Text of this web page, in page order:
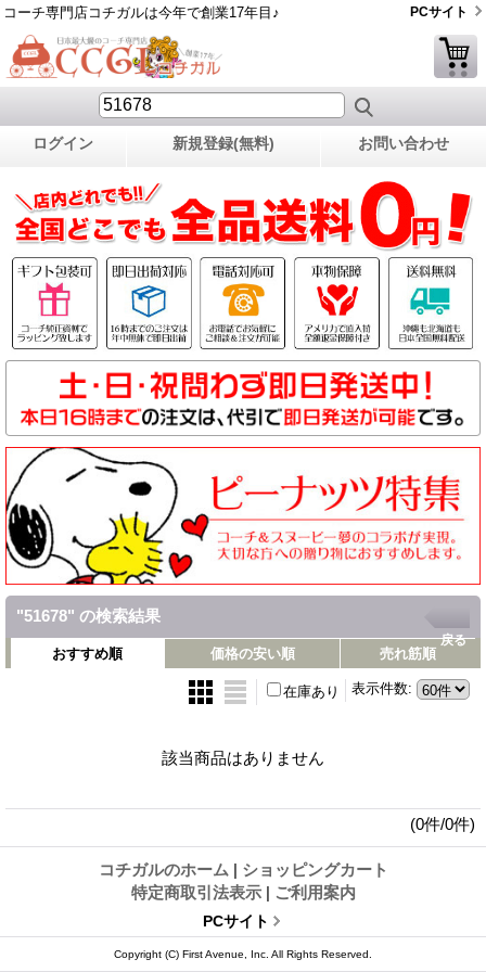
コーチ専門店コチガルは今年で創業17年目♪ PCサイト
ログイン 新規登録(無料) お問い合わせ
"51678" の検索結果
戻る
おすすめ順 価格の安い順 売れ筋順
表示件数:
在庫あり
該当商品はありません
(0件/0件)
コチガルのホーム | ショッピングカート
特定商取引法表示 | ご利用案内
PCサイト
Copyright (C) First Avenue, Inc. All Rights Reserved.